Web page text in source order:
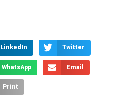
LinkedIn Twitter
WhatsApp Email
Print